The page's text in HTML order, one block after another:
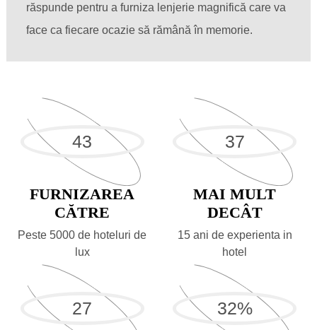
răspunde pentru a furniza lenjerie magnifică care va
face ca fiecare ocazie să rămână în memorie.
43
FURNIZAREA
CĂTRE
Peste 5000 de hoteluri de
lux
37
MAI MULT
DECÂT
15 ani de experienta in
hotel
27 32%